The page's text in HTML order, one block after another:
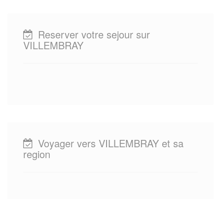
Reserver votre sejour sur
VILLEMBRAY
Voyager vers VILLEMBRAY et sa
region